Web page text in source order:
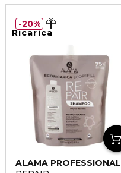
Ricarica
ALAMA PROFESSIONAL
20%